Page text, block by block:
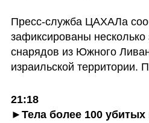
Пресс-служба ЦАХАЛа
зафиксированы
снарядов из Южного
израильской территории.
21:18
►Тела более 100 убитых